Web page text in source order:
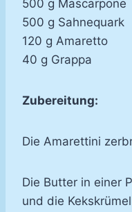
500 g Mascarpone
500 g Sahnequark
120 g Amaretto
40 g Grappa
Zubereitung:
Die Amarettini
Die Butter in einer
und die